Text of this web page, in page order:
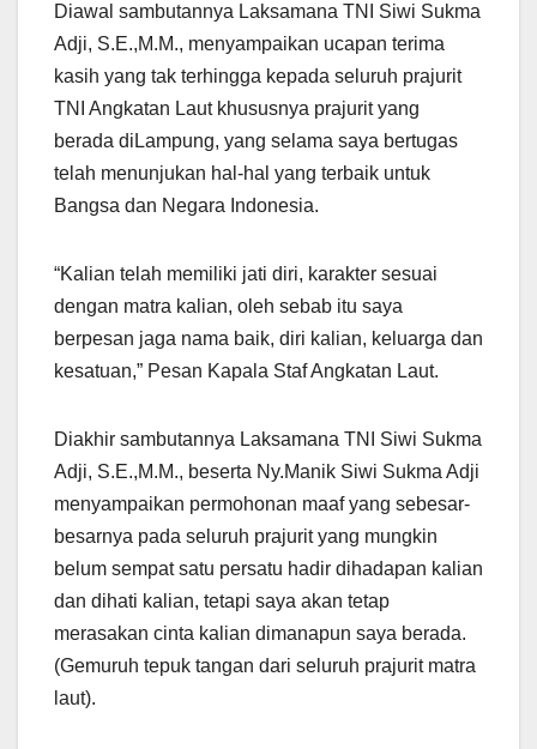
Diawal sambutannya Laksamana TNI Siwi Sukma
Adji, S.E.,M.M., menyampaikan ucapan terima
kasih yang tak terhingga kepada seluruh prajurit
TNI Angkatan Laut khususnya prajurit yang
berada diLampung, yang selama saya bertugas
telah menunjukan hal-hal yang terbaik untuk
Bangsa dan Negara Indonesia.
“Kalian telah memiliki jati diri, karakter sesuai
dengan matra kalian, oleh sebab itu saya
berpesan jaga nama baik, diri kalian, keluarga dan
kesatuan,” Pesan Kapala Staf Angkatan Laut.
Diakhir sambutannya Laksamana TNI Siwi Sukma
Adji, S.E.,M.M., beserta Ny.Manik Siwi Sukma Adji
menyampaikan permohonan maaf yang sebesar-
besarnya pada seluruh prajurit yang mungkin
belum sempat satu persatu hadir dihadapan kalian
dan dihati kalian, tetapi saya akan tetap
merasakan cinta kalian dimanapun saya berada.
(Gemuruh tepuk tangan dari seluruh prajurit matra
laut).